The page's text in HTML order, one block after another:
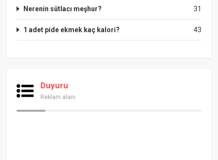
31
Nerenin sütlacı meşhur?
43
1 adet pide ekmek kaç kalori?
Duyuru
Reklam alanı